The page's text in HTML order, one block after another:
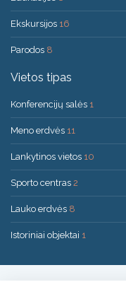
Ekskursijos 16
Parodos 8
Vietos tipas
Konferencijų salės 1
Meno erdvės 11
Lankytinos vietos 10
Sporto centras 2
Lauko erdvės 8
Istoriniai objektai 1